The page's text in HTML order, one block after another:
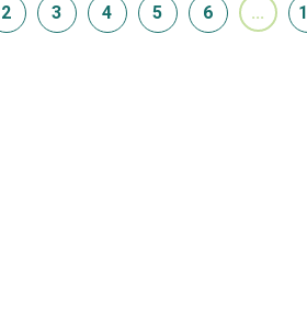
2 3 4 5 6 ...